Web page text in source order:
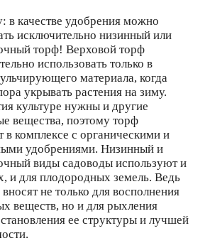
в качестве удобрения можно
исключительно низинный или
торф! Верховой торф
использовать только в
материала, когда
укрывать растения на зиму.
культуре нужны и другие
вещества, поэтому торф
комплексе с органическими и
удобрениями. Низинный и
виды садоводы используют и
и для плодородных земель. Ведь
не только для восполнения
веществ, но и для рыхления
ее структуры и лучшей